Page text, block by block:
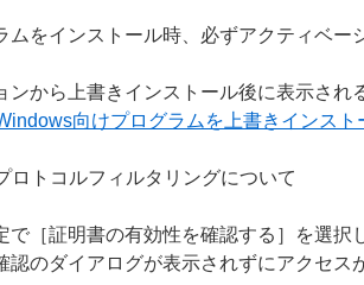
ムをインストール時、必ずアクティベ
ンから上書きインストール後に表示され
向けプログラムを上書きインス
ロトコルフィルタリングについて
で［証明書の有効性を確認する］を選
認のダイアログが表示されずにアクセス